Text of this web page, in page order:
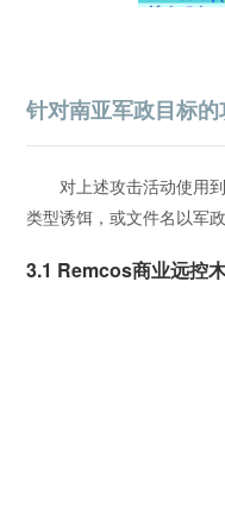
针对南亚军政目标
对上述攻击活动使用
类型诱饵，或文件名以军
3.1 Remcos商业远控